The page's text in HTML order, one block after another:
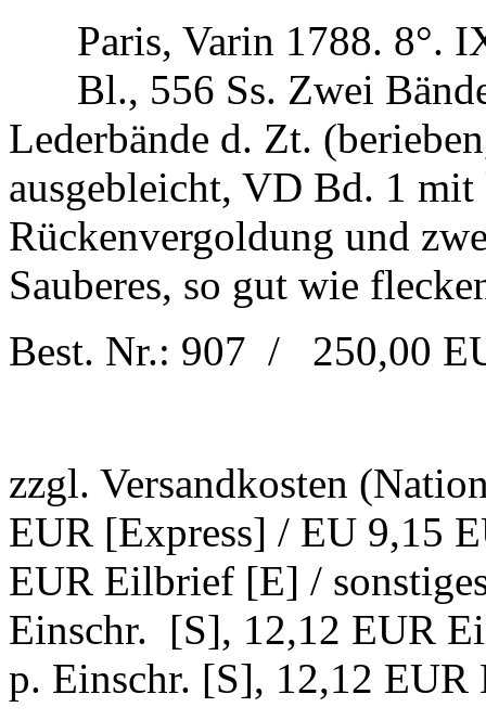
Paris, Varin 1788. 8°.
Bl., 556 Ss. Zwei
Lederbände d. Zt.
ausgebleicht, VD Bd. 1
Rückenvergoldung und
Sauberes, so gut wie
Best. Nr.: 907 / 250,00
zzgl. Versandkosten
EUR [Express] / EU 9,15
EUR Eilbrief [E] /
Einschr. [S], 12,12 EUR
p. Einschr. [S], 12,12